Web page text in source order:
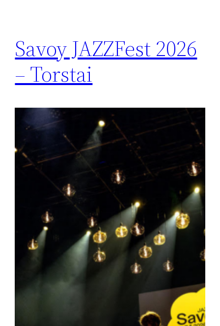
Savoy JAZZFest 2026
– Torstai